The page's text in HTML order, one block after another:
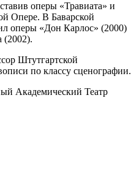
оперы «Травиата» и
Опере. В Баварской
оперы «Дон Карлос» (2000)
(2002).
Штутгартской
по классу сценографии.
Академический Театр